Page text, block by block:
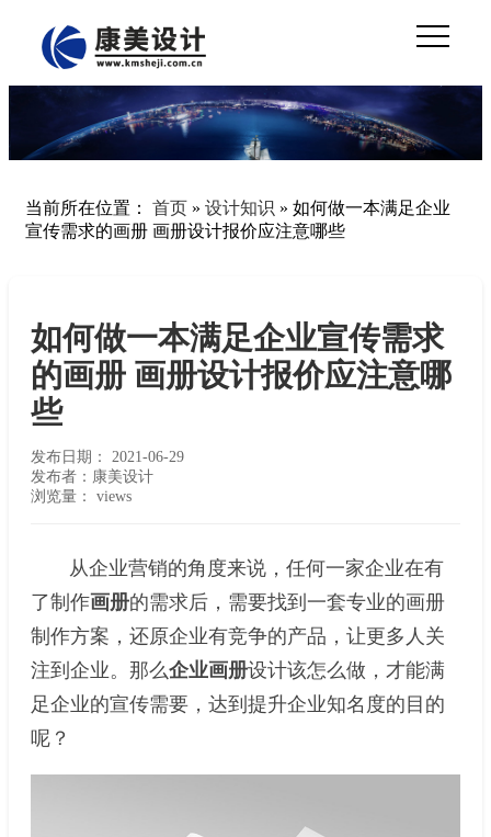
当前所在位置： 首页 » 设计知识 » 如何做一本满足企业
宣传需求的画册 画册设计报价应注意哪些
如何做一本满足企业宣传需求
的画册 画册设计报价应注意哪
些
发布日期： 2021-06-29
发布者：康美设计
浏览量： views
从企业营销的角度来说，任何一家企业在有
了制作画册的需求后，需要找到一套专业的画册
制作方案，还原企业有竞争的产品，让更多人关
注到企业。那么企业画册设计该怎么做，才能满
足企业的宣传需要，达到提升企业知名度的目的
呢？